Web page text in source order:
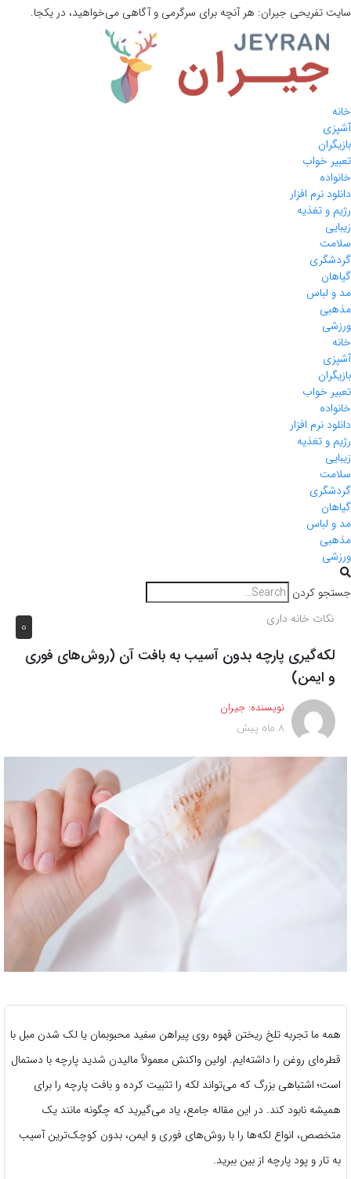
سایت تفریحی جیران: هر آنچه برای سرگرمی و آگاهی می‌خواهید، در یکجا.
خانه
آشپزی
بازیگران
تعبیر خواب
خانواده
دانلود نرم افزار
رژیم و تغذیه
زیبایی
سلامت
گردشگری
گیاهان
مد و لباس
مذهبی
ورزشی
خانه
آشپزی
بازیگران
تعبیر خواب
خانواده
دانلود نرم افزار
رژیم و تغذیه
زیبایی
سلامت
گردشگری
گیاهان
مد و لباس
مذهبی
ورزشی
جستجو کردن
0 نکات خانه داری
لکه‌گیری پارچه بدون آسیب به بافت آن (روش‌های فوری
و ایمن)
نویسنده: جیران
8 ماه پیش
همه ما تجربه تلخ ریختن قهوه روی پیراهن سفید محبوبمان یا لک شدن مبل با
قطره‌ای روغن را داشته‌ایم. اولین واکنش معمولاً مالیدن شدید پارچه با دستمال
است؛ اشتباهی بزرگ که می‌تواند لکه را تثبیت کرده و بافت پارچه را برای
همیشه نابود کند. در این مقاله جامع، یاد می‌گیرید که چگونه مانند یک
متخصص، انواع لکه‌ها را با روش‌های فوری و ایمن، بدون کوچک‌ترین آسیب
به تار و پود پارچه از بین ببرید.